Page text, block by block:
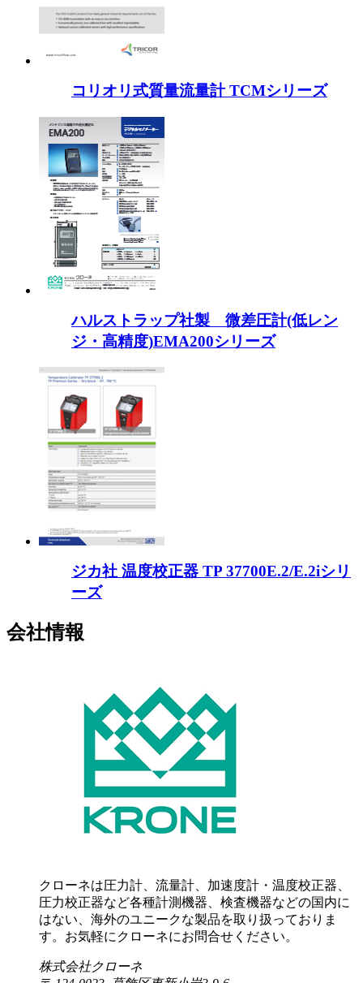
コリオリ式質量流量計 TCMシリーズ
ハルストラップ社製 微差圧計(低レン
ジ・高精度)EMA200シリーズ
ジカ社 温度校正器 TP 37700E.2/E.2iシリ
ーズ
会社情報
クローネは圧力計、流量計、加速度計・温度校正器、
圧力校正器など各種計測機器、検査機器などの国内に
はない、海外のユニークな製品を取り扱っておりま
す。お気軽にクローネにお問合せください。
株式会社クローネ